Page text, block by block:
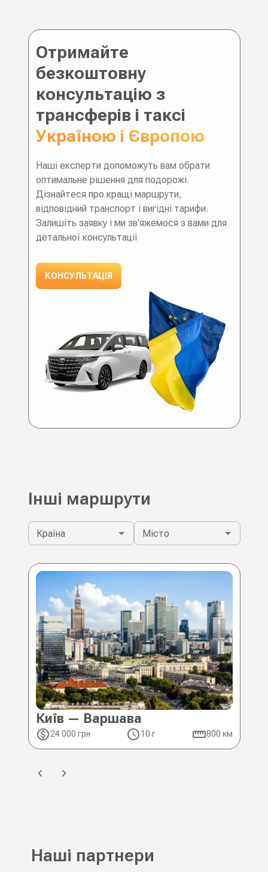
Отримайте
безкоштовну
консультацію з
трансферів і таксі
Україною і Європою
Наші експерти допоможуть вам обрати
оптимальне рішення для подорожі.
Дізнайтеся про кращі маршрути,
відповідний транспорт і вигідні тарифи.
Залишіть заявку і ми зв'яжемося з вами для
детальної консультації
КОНСУЛЬТАЦІЯ
Інші маршрути
Країна Місто
Київ — Варшава
24 000 грн 10 г 800 км
Наші партнери